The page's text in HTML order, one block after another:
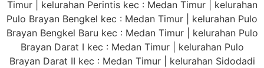
Timur | kelurahan Perintis kec : Medan Timur | kelurahan
Pulo Brayan Bengkel kec : Medan Timur | kelurahan Pulo
Brayan Bengkel Baru kec : Medan Timur | kelurahan Pulo
Brayan Darat I kec : Medan Timur | kelurahan Pulo
Brayan Darat II kec : Medan Timur | kelurahan Sidodadi